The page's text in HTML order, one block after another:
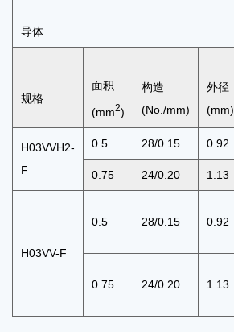
导体
规格
面积
(mm2)
构造
(No./mm)
外径
(mm)
H03VVH2-
F
0.5 28/0.15 0.92
0.75 24/0.20 1.13
H03VV-F
0.5 28/0.15 0.92
0.75 24/0.20 1.13